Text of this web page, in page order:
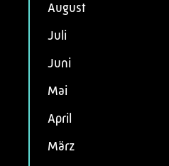
August
Juli
Juni
Mai
April
März